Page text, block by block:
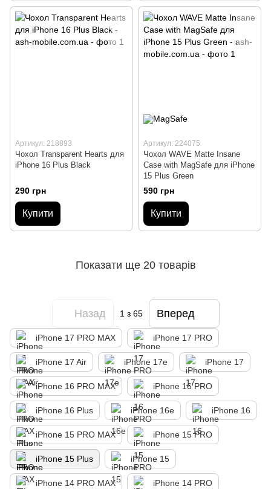
Артикул: 218893
Чохол Transparent Hearts для
iPhone 16 Plus Black
290 грн
Купити
Артикул: 224075
Чохол WAVE Matte Insane
Case with MagSafe для iPhone
15 Plus Green
590 грн
Купити
Показати ще 20 товарів
Назад 1з 65 Вперед
iPhone 17 PRO MAX iPhone 17 PRO
iPhone 17 Air iPhone 17e iPhone 17
iPhone 16 PRO MAX iPhone 16 PRO
iPhone 16 Plus iPhone 16e iPhone 16
iPhone 15 PRO MAX iPhone 15 PRO
iPhone 15 Plus iPhone 15
iPhone 14 PRO MAX iPhone 14 PRO